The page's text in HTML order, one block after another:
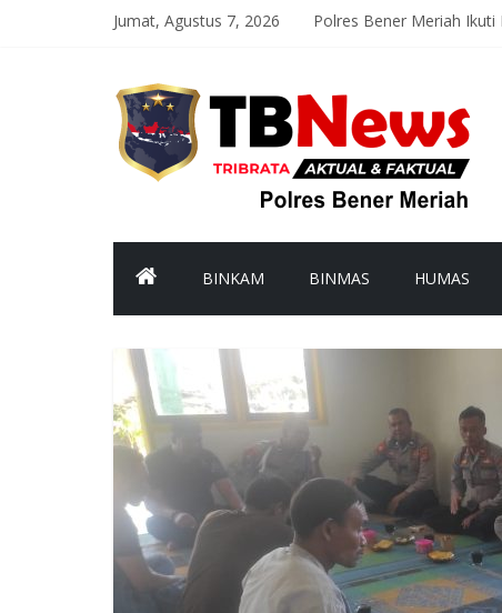
Jumat, Agustus 7, 2026
Polres Bener Meriah
Polsek Pintu Rime Gayo
Polsubsektor Gajah Putih
BINKAM BINMAS HUMAS